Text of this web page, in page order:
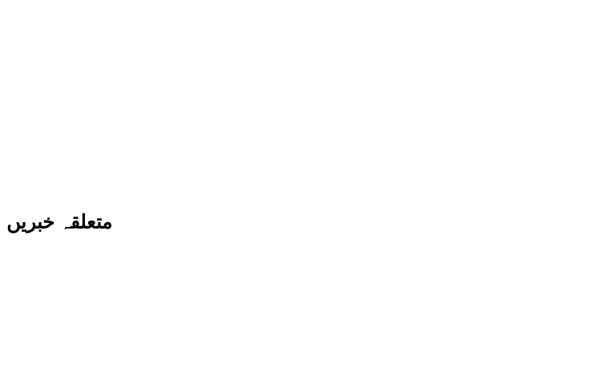
متعلقہ خبریں